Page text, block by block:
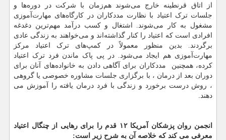
از اتاق قرنطینه خارج می‌شوند هم‌زمان با شرکت در دوره‌ها و
جلسات ترک اعتیاد با نظارت مددکاران در کارگاه‌های مهارت‌آموزی
مشغول به کار می‌شوند. اشتغال و کسب درآمد مهم‌ترین دغدغه
افرادی است که اعتیاد را کنار گذاشته‌اند و می‌خواهند به زندگی عادی
برگردند. بدین منظور معمولاً در کمپ‌های ترک اعتیاد مرکز
مهارت‌آموزی هم ایجاد می‌شود. در پی پاک ماندن فرد ترک اعتیاد
کرده، همچنین مددکاران برای آگاهی دادن به خانواده‌های آنان برای
دوران بعد از درمان ، با برگزاری جلسات مشاوره خصوصی یا گروهی
، روش درست برخورد و زندگی با فرد درمان یافته را آموزش می
دهند.
انجمن روان پزشکان آمریکا ۱۲ قدم را برای رهایی از چنگال اعتیاد
معرفی می کند که خلاصه آن به شرح زیر است: